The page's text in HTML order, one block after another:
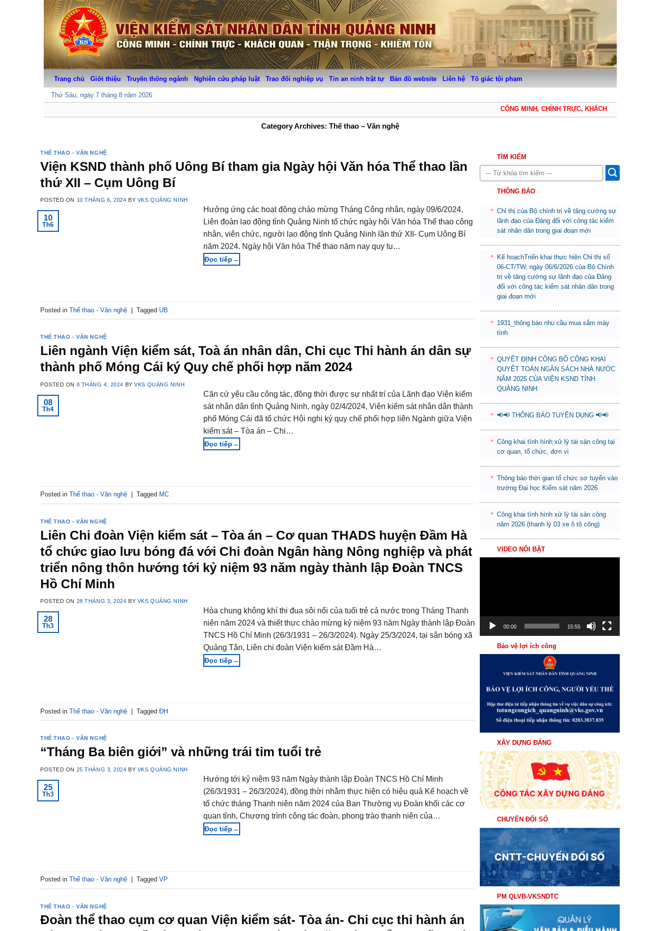
Trang chủ Giới thiệu Truyền thống ngành Nghiên cứu pháp luật Trao đổi nghiệp vụ Tin an ninh trật tự Bản đồ website Liên hệ Tố giác tội phạm
Thứ Sáu, ngày 7 tháng 8 năm 2026
CÔNG MINH, CHÍNH TRỰC, KHÁCH QUAN, THẬN
Category Archives: Thể thao – Văn nghệ
THỂ THAO - VĂN NGHỆ
Viện KSND thành phố Uông Bí tham gia Ngày hội Văn hóa Thể thao lần
thứ XII – Cụm Uông Bí
POSTED ON 10 THÁNG 6, 2024 BY VKS QUẢNG NINH
10
Th6
Hưởng ứng các hoạt động chào mừng Tháng Công nhân, ngày 09/6/2024,
Liên đoàn lao động tỉnh Quảng Ninh tổ chức ngày hội Văn hóa Thể thao công
nhân, viên chức, người lao động tỉnh Quảng Ninh lần thứ XII- Cụm Uông Bí
năm 2024. Ngày hội Văn hóa Thể thao năm nay quy tụ…
→
Posted in Thể thao - Văn nghệ Tagged UB
THỂ THAO - VĂN NGHỆ
Liên ngành Viện kiểm sát, Toà án nhân dân, Chi cục Thi hành án dân sự
thành phố Móng Cái ký Quy chế phối hợp năm 2024
POSTED ON 8 THÁNG 4, 2024 BYVKS QUẢNG NINH
08
Th4
Căn cứ yêu cầu công tác, đồng thời được sự nhất trí của Lãnh đạo Viện kiểm
sát nhân dân tỉnh Quảng Ninh, ngày 02/4/2024, Viện kiểm sát nhân dân thành
phố Móng Cái đã tổ chức Hội nghị ký quy chế phối hợp liên Ngành giữa Viện
kiểm sát – Tòa án – Chi…
→
Posted in Thể thao - Văn nghệ Tagged MC
THỂ THAO - VĂN NGHỆ
Liên Chi đoàn Viện kiểm sát – Tòa án – Cơ quan THADS huyện Đầm Hà
tổ chức giao lưu bóng đá với Chi đoàn Ngân hàng Nông nghiệp và phát
triển nông thôn hướng tới kỷ niệm 93 năm ngày thành lập Đoàn TNCS
Hồ Chí Minh
POSTED ON 28 THÁNG 3, 2024 BY VKS QUẢNG NINH
28
Th3
Hòa chung không khí thi đua sôi nổi của tuổi trẻ cả nước trong Tháng Thanh
niên năm 2024 và thiết thực chào mừng kỷ niệm 93 năm Ngày thành lập Đoàn
TNCS Hồ Chí Minh (26/3/1931 – 26/3/2024). Ngày 25/3/2024, tại sân bóng xã
Quảng Tân, Liên chi đoàn Viện kiểm sát Đầm Hà…
→
Posted in Thể thao - Văn nghệ | Tagged ĐH
THỂ THAO - VĂN NGHỆ
“Tháng Ba biên giới” và những trái tim tuổi trẻ
POSTED ON 25 THÁNG 3, 2024 BY VKS QUẢNG NINH
25
Th3
Hướng tới kỷ niệm 93 năm Ngày thành lập Đoàn TNCS Hồ Chí Minh
(26/3/1931 – 26/3/2024), đồng thời nhằm thực hiện có hiệu quả Kế hoạch về
tổ chức tháng Thanh niên năm 2024 của Ban Thường vụ Đoàn khối các cơ
quan tỉnh, Chương trình công tác đoàn, phong trào thanh niên của…
→
Posted in Thể thao - Văn nghệ Tagged VP
THỂ THAO - VĂN NGHỆ
Đoàn thể thao cụm cơ quan Viện kiểm sát- Tòa án- Chi cục thi hành án
TÌM KIẾM
THÔNG BÁO
Chỉ thị của Bộ chính trị về tăng cường sự
lãnh đạo của Đảng đối với công tác kiểm
sát nhân dân trong giai đoạn mới
Kế hoạchTriển khai thực hiện Chỉ thị số
06-CT/TW, ngày 06/6/2026 của Bộ Chính
trị về tăng cường sự lãnh đạo của Đảng
đối với công tác kiểm sát nhân dân trong
giai đoạn mới
1931_thông báo nhu cầu mua sắm máy
tính
QUYẾT ĐỊNH CÔNG BỐ CÔNG KHAI
QUYẾT TOÁN NGÂN SÁCH NHÀ NƯỚC
NĂM 2025 CỦA VIỆN KSND TỈNH
QUẢNG NINH
📢📢 THÔNG BÁO TUYỂN DỤNG 📢📢
Công khai tình hình xử lý tài sản công tại
cơ quan, tổ chức, đơn vị
Thông báo thời gian tổ chức sơ tuyển vào
trường Đại học Kiểm sát năm 2026
Công khai tình hình xử lý tài sản công
năm 2026 (thanh lý 03 xe ô tô công)
VIDEO NỔI BẬT
00:00 15:55
Bảo vệ lợi ích công
XÂY DỰNG ĐẢNG
CHUYỂN ĐỔI SỐ
PM QLVB-VKSNDTC